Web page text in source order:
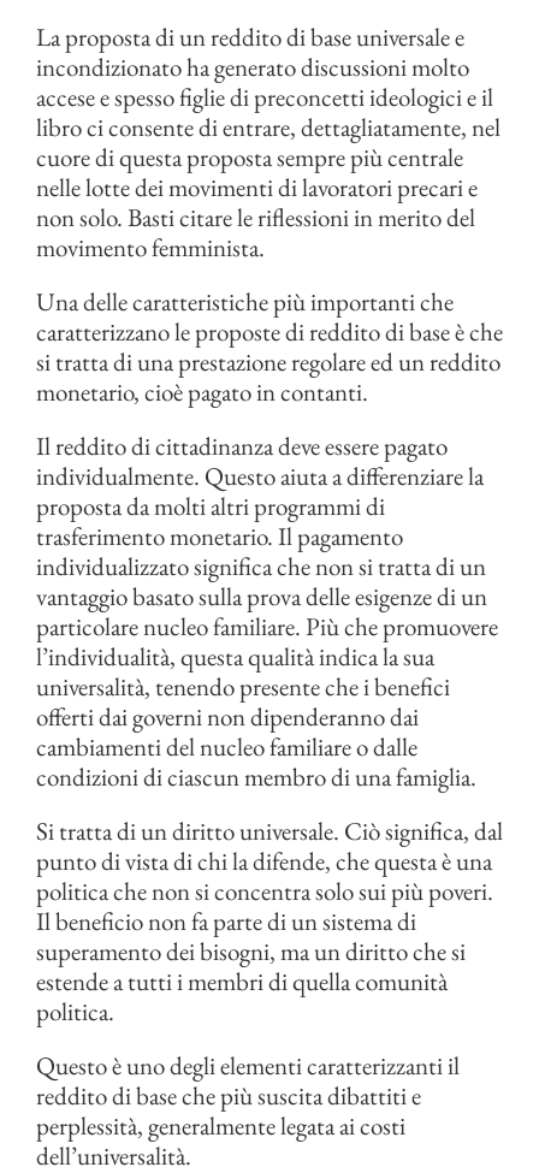
La proposta di un reddito di base universale e
incondizionato ha generato discussioni molto
accese e spesso figlie di preconcetti ideologici e il
libro ci consente di entrare, dettagliatamente, nel
cuore di questa proposta sempre più centrale
nelle lotte dei movimenti di lavoratori precari e
non solo. Basti citare le riflessioni in merito del
movimento femminista.
Una delle caratteristiche più importanti che
caratterizzano le proposte di reddito di base è che
si tratta di una prestazione regolare ed un reddito
monetario, cioè pagato in contanti.
Il reddito di cittadinanza deve essere pagato
individualmente. Questo aiuta a differenziare la
proposta da molti altri programmi di
trasferimento monetario. Il pagamento
individualizzato significa che non si tratta di un
vantaggio basato sulla prova delle esigenze di un
particolare nucleo familiare. Più che promuovere
l’individualità, questa qualità indica la sua
universalità, tenendo presente che i benefici
offerti dai governi non dipenderanno dai
cambiamenti del nucleo familiare o dalle
condizioni di ciascun membro di una famiglia.
Si tratta di un diritto universale. Ciò significa, dal
punto di vista di chi la difende, che questa è una
politica che non si concentra solo sui più poveri.
Il beneficio non fa parte di un sistema di
superamento dei bisogni, ma un diritto che si
estende a tutti i membri di quella comunità
politica.
Questo è uno degli elementi caratterizzanti il
reddito di base che più suscita dibattiti e
perplessità, generalmente legata ai costi
dell’universalità.